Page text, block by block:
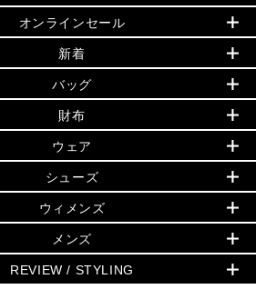
セールおすすめアイテム
▶ ウィメンズ
バッグ
小物
シューズ・靴
ウェア
アクセサリー
時計
▶ メンズ
バッグ
オンラインセール
OF THE MONTH - 今月の特別価格
再値下げアイテム
追加アイテム
ズすべて(ウェア・シューズ除く)
バッグ
財布・小物
ウェア
シューズ
時計・ジュエリー
新着
夏のスタイル
▶ すべて
▶ ウィメンズすべて
財布・小物
アクセサリー
フレグランス
シューズ
バッグ
人気の定番アイテム
日本限定 - バッグ
▶ ウィメンズすべて
トートバッグ
ショルダーバッグ
クロスボディ・斜め掛け
財布
日本限定 - 財布・小物
▶ ウィメンズすべて
GREENWICH
財布(二つ折り・三つ折り)
長財布
ウェア
▶ ウィメンズすべて
トップス
スカート・パンツ
ジャケット・アウター
シューズ
▶ ウィメンズすべて
サンダル
スニーカー
ウィメンズ
人気の定番アイテム
▶ ウィメンズすべて
メンズ
▶ メンズすべて
REVIEW / STYLING